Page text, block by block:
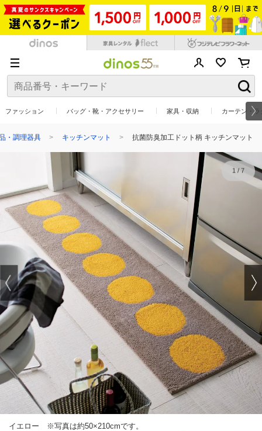
ファッション バッグ・靴・アクセサリー 家具・収納 カーテン・
・調理器具 キッチンマット 抗菌防臭加工ドット柄 キッチンマット
イエロー ※写真は約50×210cmです。
1/ 7